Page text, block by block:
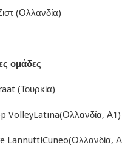
(Ολλανδία)
ομάδες
(Τουρκία)
VolleyLatina(Ολλανδία, Α1)
LannuttiCuneo(Ολλανδία,